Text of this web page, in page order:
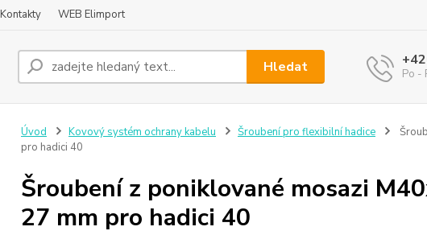
Kontakty WEB Elimport
Hledat Po -
Úvod Kovový systém ochrany kabelu Šroubení pro flexibilní hadice
pro hadici 40
Šroubení z poniklované mosazi
27 mm pro hadici 40